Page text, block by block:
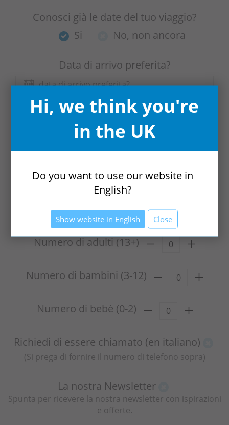
Conosci già le date del tuo viaggio?
Si
No, non ancora
Data di arrivo preferita?
Data di partenza preferita?
Quanto sono flessibili le tue date?
Sai quante persone viaggiano con te?
Numero di adulti (13+)
Numero di bambini (3-12)
Numero di bebè (0-2)
Richiedi di essere chiamato (en italiano)
(Si prega di fornire il numero di telefono sopra)
La nostra Newsletter
Spunta per ricevere la nostra newsletter con ispirazioni
e offerte.
Hi, we think you're
in the UK
Do you want to use our website in
English?
Show website in English Close